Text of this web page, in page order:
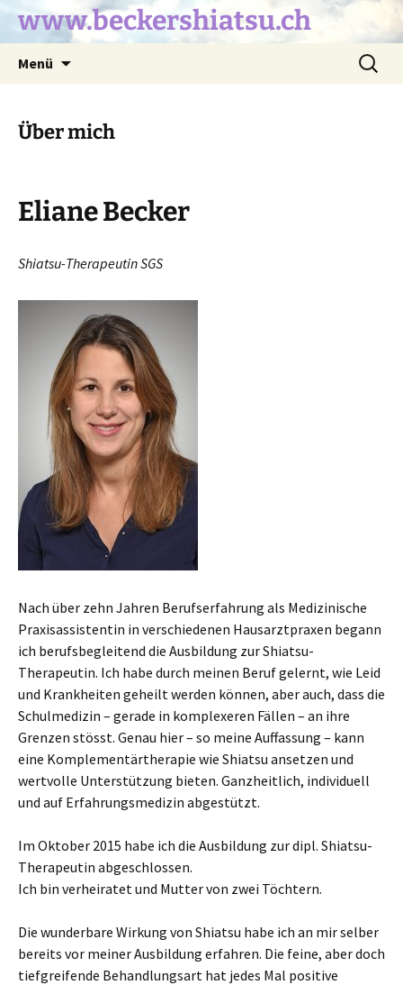
Inhaltwww.beckershiatsu.ch
Menü
Suche
nach:
Über mich
Eliane Becker
Shiatsu-Therapeutin SGS
Nach über zehn Jahren Berufserfahrung als Medizinische
Praxisassistentin in verschiedenen Hausarztpraxen begann
ich berufsbegleitend die Ausbildung zur Shiatsu-
Therapeutin. Ich habe durch meinen Beruf gelernt, wie Leid
und Krankheiten geheilt werden können, aber auch, dass die
Schulmedizin – gerade in komplexeren Fällen – an ihre
Grenzen stösst. Genau hier – so meine Auffassung – kann
eine Komplementärtherapie wie Shiatsu ansetzen und
wertvolle Unterstützung bieten. Ganzheitlich, individuell
und auf Erfahrungsmedizin abgestützt.
Im Oktober 2015 habe ich die Ausbildung zur dipl. Shiatsu-
Therapeutin abgeschlossen.
Ich bin verheiratet und Mutter von zwei Töchtern.
Die wunderbare Wirkung von Shiatsu habe ich an mir selber
bereits vor meiner Ausbildung erfahren. Die feine, aber doch
tiefgreifende Behandlungsart hat jedes Mal positive